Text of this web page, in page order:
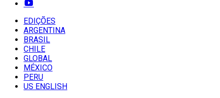
EDIÇÕES
ARGENTINA
BRASIL
CHILE
GLOBAL
MÉXICO
PERU
US ENGLISH